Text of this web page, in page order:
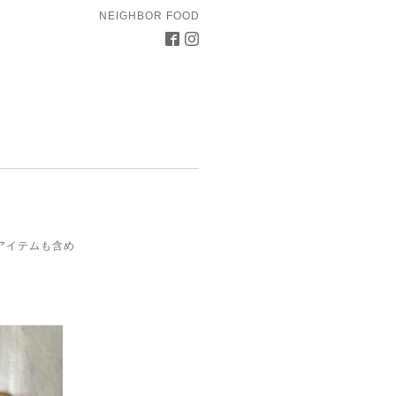
NEIGHBOR FOOD
イテムも含め